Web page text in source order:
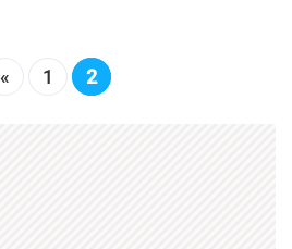
« 1 2